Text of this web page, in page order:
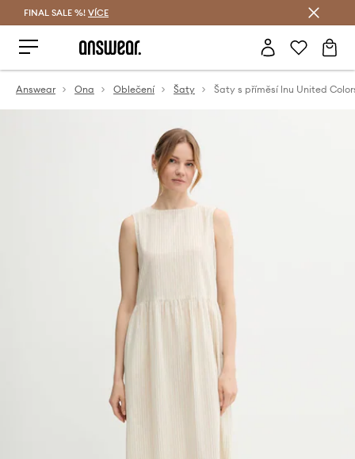
FINAL SALE %! VÍCE
Answear Ona Oblečení Šaty